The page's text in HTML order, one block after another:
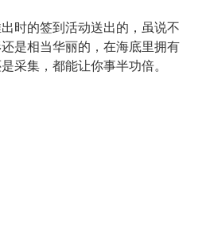
时的签到活动送出的，虽说不
是相当华丽的，在海底里拥有
采集，都能让你事半功倍。